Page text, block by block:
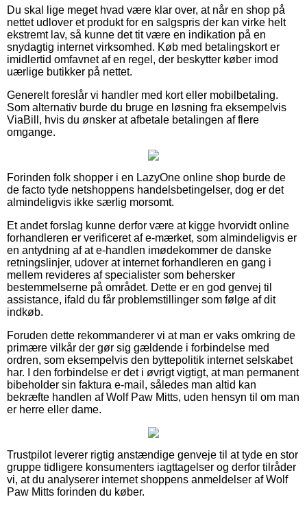
Du skal lige meget hvad være klar over, at når en shop på
nettet udlover et produkt for en salgspris der kan virke helt
ekstremt lav, så kunne det tit være en indikation på en
snydagtig internet virksomhed. Køb med betalingskort er
imidlertid omfavnet af en regel, der beskytter køber imod
uærlige butikker på nettet.
Generelt foreslår vi handler med kort eller mobilbetaling.
Som alternativ burde du bruge en løsning fra eksempelvis
ViaBill, hvis du ønsker at afbetale betalingen af flere
omgange.
Forinden folk shopper i en LazyOne online shop burde de
de facto tyde netshoppens handelsbetingelser, dog er det
almindeligvis ikke særlig morsomt.
Et andet forslag kunne derfor være at kigge hvorvidt online
forhandleren er verificeret af e-mærket, som almindeligvis er
en antydning af at e-handlen imødekommer de danske
retningslinjer, udover at internet forhandleren en gang i
mellem revideres af specialister som behersker
bestemmelserne på området. Dette er en god genvej til
assistance, ifald du får problemstillinger som følge af dit
indkøb.
Foruden dette rekommanderer vi at man er vaks omkring de
primære vilkår der gør sig gældende i forbindelse med
ordren, som eksempelvis den byttepolitik internet selskabet
har. I den forbindelse er det i øvrigt vigtigt, at man permanent
bibeholder sin faktura e-mail, således man altid kan
bekræfte handlen af Wolf Paw Mitts, uden hensyn til om man
er herre eller dame.
Trustpilot leverer rigtig anstændige genveje til at tyde en stor
gruppe tidligere konsumenters iagttagelser og derfor tilråder
vi, at du analyserer internet shoppens anmeldelser af Wolf
Paw Mitts forinden du køber.